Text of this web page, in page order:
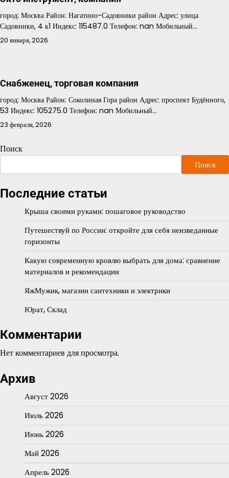
город: Москва Район: Нагатино-Садовники район Адрес: улица
Садовники, 4 к1 Индекс: 115487.0 Телефон: nan Мобильный…
20 января, 2026
Снабженец, торговая компания
город: Москва Район: Соколиная Гора район Адрес: проспект Будённого,
53 Индекс: 105275.0 Телефон: nan Мобильный…
23 февраля, 2026
Поиск
Поиск
Последние статьи
Крыша своими руками: пошаговое руководство
Путешествуй по России: откройте для себя неизведанные
горизонты
Какую современную кровлю выбрать для дома: сравнение
материалов и рекомендации
ЯжМужик, магазин сантехники и электрики
Юрат, Склад
Комментарии
Нет комментариев для просмотра.
Архив
Август 2026
Июль 2026
Июнь 2026
Май 2026
Апрель 2026